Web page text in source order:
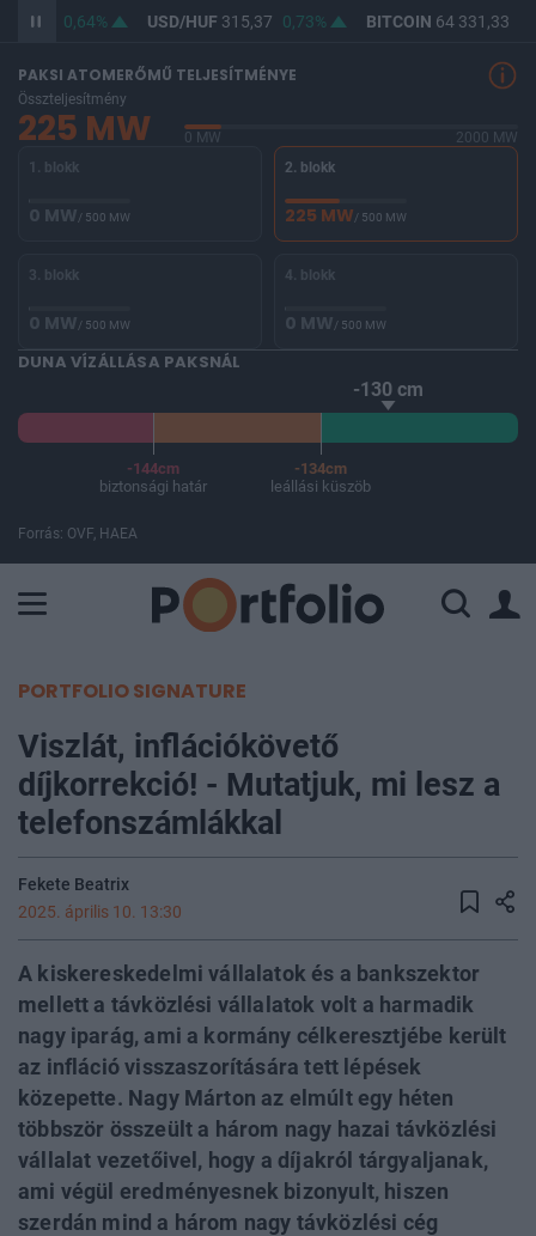
0,64% USD/HUF315,37 0,73% BITCOIN64 331,33
PAKSI ATOMERŐMŰ TELJESÍTMÉNYE
Összteljesítmény
225 MW 0 MW
2000 MW
1. blokk
0 MW/ 500 MW
2. blokk
225 MW/ 500 MW
3. blokk
0 MW/ 500 MW
4. blokk
0 MW/ 500 MW
DUNA VÍZÁLLÁSA PAKSNÁL
-130 cm
-144cm
biztonsági határ
-134cm
leállási küszöb
Forrás: OVF, HAEA
PORTFOLIO SIGNATURE
Viszlát, inflációkövető
díjkorrekció! - Mutatjuk, mi lesz a
telefonszámlákkal
Fekete Beatrix
2025. április 10. 13:30
A kiskereskedelmi vállalatok és a bankszektor
mellett a távközlési vállalatok volt a harmadik
nagy iparág, ami a kormány célkeresztjébe került
az infláció visszaszorítására tett lépések
közepette. Nagy Márton az elmúlt egy héten
többször összeült a három nagy hazai távközlési
vállalat vezetőivel, hogy a díjakról tárgyaljanak,
ami végül eredményesnek bizonyult, hiszen
szerdán mind a három nagy távközlési cég